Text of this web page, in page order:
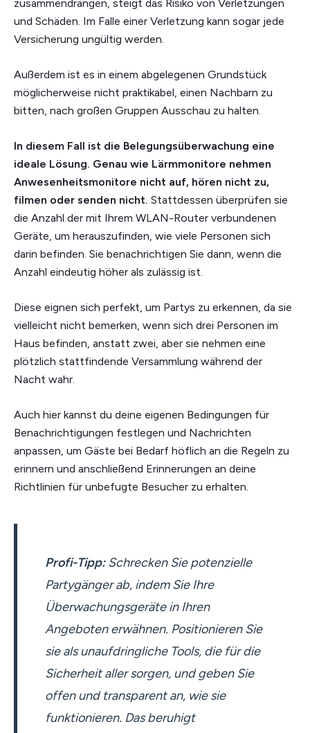
zusammendrängen, steigt das Risiko von Verletzungen
und Schäden. Im Falle einer Verletzung kann sogar jede
Versicherung ungültig werden.
Außerdem ist es in einem abgelegenen Grundstück
möglicherweise nicht praktikabel, einen Nachbarn zu
bitten, nach großen Gruppen Ausschau zu halten.
In diesem Fall ist die Belegungsüberwachung eine
ideale Lösung. Genau wie Lärmmonitore nehmen
Anwesenheitsmonitore nicht auf, hören nicht zu,
filmen oder senden nicht. Stattdessen überprüfen sie
die Anzahl der mit Ihrem WLAN-Router verbundenen
Geräte, um herauszufinden, wie viele Personen sich
darin befinden. Sie benachrichtigen Sie dann, wenn die
Anzahl eindeutig höher als zulässig ist.
Diese eignen sich perfekt, um Partys zu erkennen, da sie
vielleicht nicht bemerken, wenn sich drei Personen im
Haus befinden, anstatt zwei, aber sie nehmen eine
plötzlich stattfindende Versammlung während der
Nacht wahr.
Auch hier kannst du deine eigenen Bedingungen für
Benachrichtigungen festlegen und Nachrichten
anpassen, um Gäste bei Bedarf höflich an die Regeln zu
erinnern und anschließend Erinnerungen an deine
Richtlinien für unbefugte Besucher zu erhalten.
Profi-Tipp:Schrecken Sie potenzielle
Partygänger ab, indem Sie Ihre
Überwachungsgeräte in Ihren
Angeboten erwähnen. Positionieren Sie
sie als unaufdringliche Tools, die für die
Sicherheit aller sorgen, und geben Sie
offen und transparent an, wie sie
funktionieren. Das beruhigt